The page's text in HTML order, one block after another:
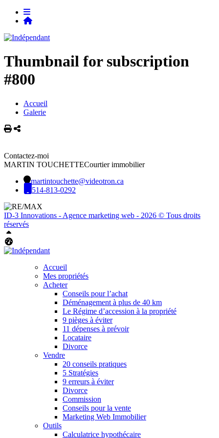
Thumbnail for subscription
#800
Accueil
Galerie
Imprimer
Partager
Contactez-moi
MARTIN TOUCHETTECourtier immobilier
martintouchette@videotron.ca
514-813-0292
ID-3 Innovations - Agence marketing web - 2026 © Tous droits
réservés
Accueil
Mes propriétés
Acheter
Conseils pour l’achat
Déménagement à plus de 40 km
Le Régime d’accession à la propriété
9 pièges à éviter
11 dépenses à prévoir
Locataire
Divorce
Vendre
20 conseils pratiques
5 Stratégies
9 erreurs à éviter
Divorce
Commission
Conseils pour la vente
Marketing Web Immobilier
Outils
Calculatrice hypothécaire